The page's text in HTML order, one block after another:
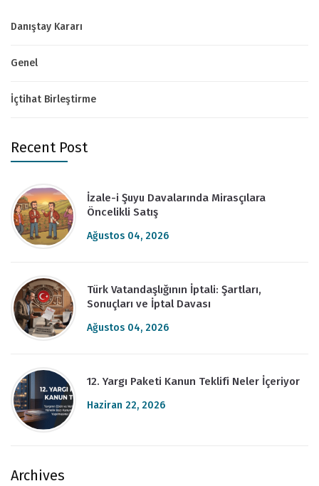
Danıştay Kararı
Genel
İçtihat Birleştirme
Recent Post
İzale-i Şuyu Davalarında Mirasçılara
Öncelikli Satış
Ağustos 04, 2026
Türk Vatandaşlığının İptali: Şartları,
Sonuçları ve İptal Davası
Ağustos 04, 2026
12. Yargı Paketi Kanun Teklifi Neler İçeriyor
Haziran 22, 2026
Archives